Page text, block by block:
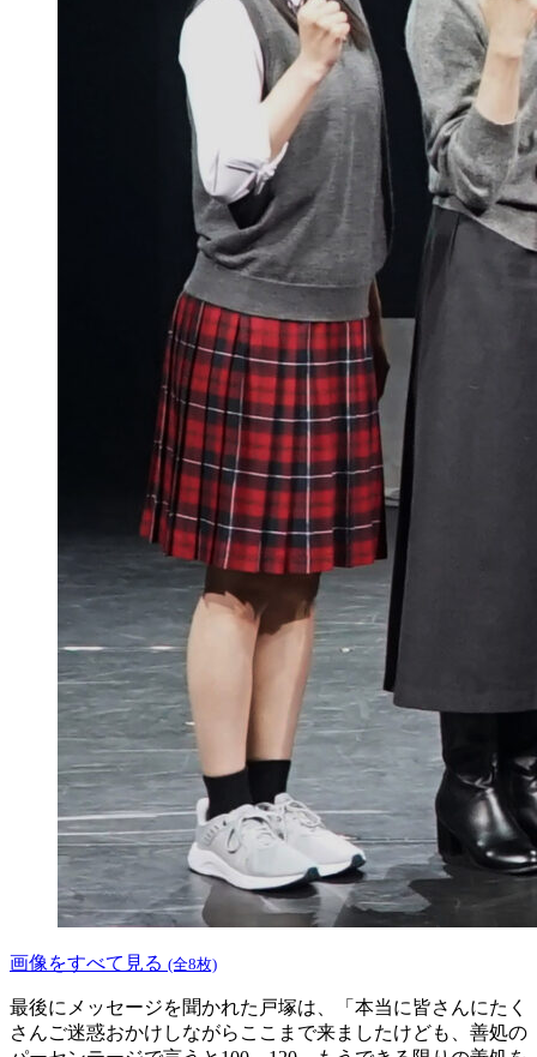
画像をすべて見る (全8枚)
最後にメッセージを聞かれた戸塚は、「本当に皆さんにたく
さんご迷惑おかけしながらここまで来ましたけども、善処の